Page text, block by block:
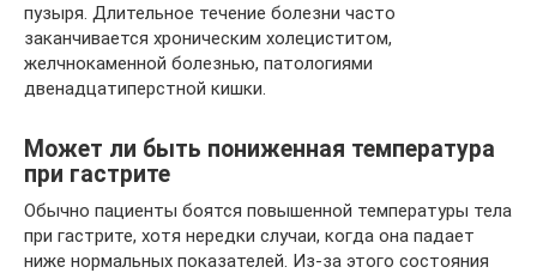
пузыря. Длительное течение болезни часто
заканчивается хроническим холециститом,
желчнокаменной болезнью, патологиями
двенадцатиперстной кишки.
Может ли быть пониженная температура
при гастрите
Обычно пациенты боятся повышенной температуры тела
при гастрите, хотя нередки случаи, когда она падает
ниже нормальных показателей. Из-за этого состояния